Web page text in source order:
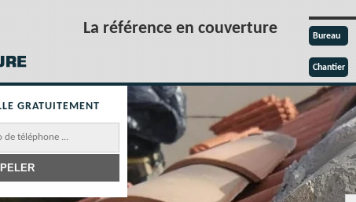
La référence en couverture Bureau
Chantier
GRATUITEMENT